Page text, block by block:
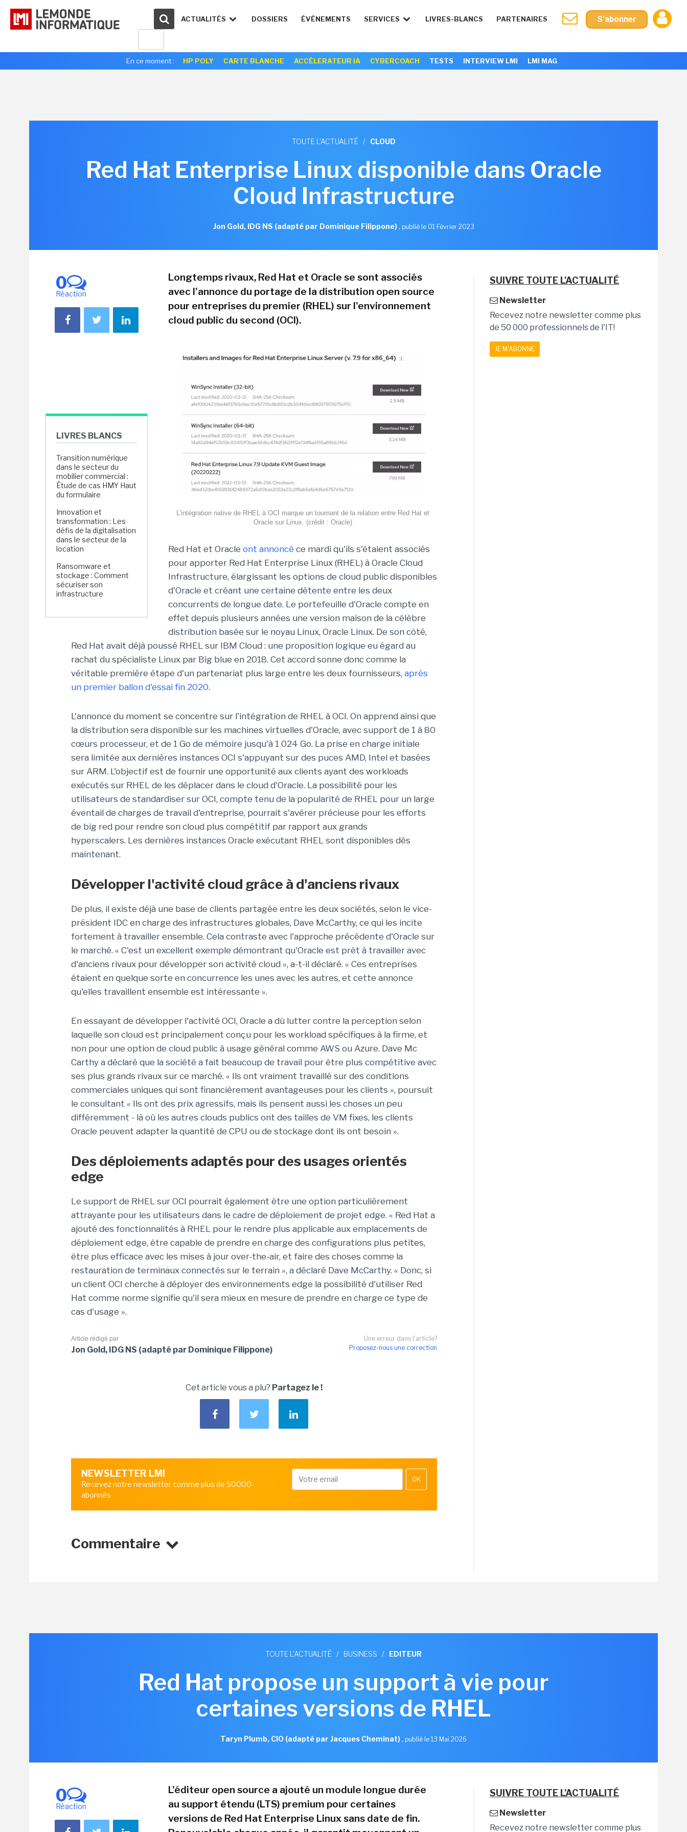
ACTUALITÉS DOSSIERS ÉVÉNEMENTS SERVICES LIVRES-BLANCS PARTENAIRES S'abonner
En ce moment : HP POLY CARTE BLANCHE ACCÉLERATEUR IA CYBERCOACH TESTS INTERVIEW LMI LMI MAG
TOUTE L'ACTUALITÉ / CLOUD
Red Hat Enterprise Linux disponible dans Oracle
Cloud Infrastructure
Jon Gold, IDG NS (adapté par Dominique Filippone), publié le 01 Février 2023
0
Réaction
LIVRES BLANCS
Transition numérique
dans le secteur du
mobilier commercial :
Étude de cas HMY Haut
du formulaire
Innovation et
transformation : Les
défis de la digitalisation
dans le secteur de la
location
Ransomware et
stockage : Comment
sécuriser son
infrastructure
Longtemps rivaux, Red Hat et Oracle se sont associés
avec l'annonce du portage de la distribution open source
pour entreprises du premier (RHEL) sur l'environnement
cloud public du second (OCI).
L'intégration native de RHEL à OCI marque un tournant de la relation entre Red Hat et
Oracle sur Linux. (crédit : Oracle)
Red Hat et Oracle ont annoncé ce mardi qu'ils s'étaient associés
pour apporter Red Hat Enterprise Linux (RHEL) à Oracle Cloud
Infrastructure, élargissant les options de cloud public disponibles
d'Oracle et créant une certaine détente entre les deux
concurrents de longue date. Le portefeuille d'Oracle compte en
effet depuis plusieurs années une version maison de la célèbre
distribution basée sur le noyau Linux, Oracle Linux. De son côté,
Red Hat avait déjà poussé RHEL sur IBM Cloud : une proposition logique eu égard au
rachat du spécialiste Linux par Big blue en 2018. Cet accord sonne donc comme la
véritable première étape d'un partenariat plus large entre les deux fournisseurs, après
un premier ballon d'essai fin 2020.
L'annonce du moment se concentre sur l'intégration de RHEL à OCI. On apprend ainsi que
la distribution sera disponible sur les machines virtuelles d'Oracle, avec support de 1 à 80
cœurs processeur, et de 1 Go de mémoire jusqu'à 1 024 Go. La prise en charge initiale
sera limitée aux dernières instances OCI s'appuyant sur des puces AMD, Intel et basées
sur ARM. L'objectif est de fournir une opportunité aux clients ayant des workloads
exécutés sur RHEL de les déplacer dans le cloud d'Oracle. La possibilité pour les
utilisateurs de standardiser sur OCI, compte tenu de la popularité de RHEL pour un large
éventail de charges de travail d'entreprise, pourrait s'avérer précieuse pour les efforts
de big red pour rendre son cloud plus compétitif par rapport aux grands
hyperscalers. Les dernières instances Oracle exécutant RHEL sont disponibles dès
maintenant.
Développer l'activité cloud grâce à d'anciens rivaux
De plus, il existe déjà une base de clients partagée entre les deux sociétés, selon le vice-
président IDC en charge des infrastructures globales, Dave McCarthy, ce qui les incite
fortement à travailler ensemble. Cela contraste avec l'approche précédente d'Oracle sur
le marché. « C'est un excellent exemple démontrant qu'Oracle est prêt à travailler avec
d'anciens rivaux pour développer son activité cloud », a-t-il déclaré. « Ces entreprises
étaient en quelque sorte en concurrence les unes avec les autres, et cette annonce
qu'elles travaillent ensemble est intéressante ».
En essayant de développer l'activité OCI, Oracle a dû lutter contre la perception selon
laquelle son cloud est principalement conçu pour les workload spécifiques à la firme, et
non pour une option de cloud public à usage général comme AWS ou Azure. Dave Mc
Carthy a déclaré que la société a fait beaucoup de travail pour être plus compétitive avec
ses plus grands rivaux sur ce marché. « Ils ont vraiment travaillé sur des conditions
commerciales uniques qui sont financièrement avantageuses pour les clients », poursuit
le consultant « Ils ont des prix agressifs, mais ils pensent aussi les choses un peu
différemment - là où les autres clouds publics ont des tailles de VM fixes, les clients
Oracle peuvent adapter la quantité de CPU ou de stockage dont ils ont besoin ».
Des déploiements adaptés pour des usages orientés
edge
Le support de RHEL sur OCI pourrait également être une option particulièrement
attrayante pour les utilisateurs dans le cadre de déploiement de projet edge. « Red Hat a
ajouté des fonctionnalités à RHEL pour le rendre plus applicable aux emplacements de
déploiement edge, être capable de prendre en charge des configurations plus petites,
être plus efficace avec les mises à jour over-the-air, et faire des choses comme la
restauration de terminaux connectés sur le terrain », a déclaré Dave McCarthy. « Donc, si
un client OCI cherche à déployer des environnements edge la possibilité d'utiliser Red
Hat comme norme signifie qu'il sera mieux en mesure de prendre en charge ce type de
cas d'usage ».
Une erreur dans l'article?
Proposez-nous une correction
Article rédigé par
Jon Gold, IDG NS (adapté par Dominique Filippone)
Cet article vous a plu? Partagez le !
NEWSLETTER LMI
Recevez notre newsletter comme plus de 50000
abonnés
OK
Commentaire
SUIVRE TOUTE L'ACTUALITÉ
Newsletter
Recevez notre newsletter comme plus
de 50 000 professionnels de l'IT!
JE M'ABONNE
TOUTE L'ACTUALITÉ / BUSINESS / EDITEUR
Red Hat propose un support à vie pour
certaines versions de RHEL
Taryn Plumb, CIO (adapté par Jacques Cheminat), publié le 13 Mai 2026
0
Réaction
L'éditeur open source a ajouté un module longue durée
au support étendu (LTS) premium pour certaines
versions de Red Hat Enterprise Linux sans date de fin.
SUIVRE TOUTE L'ACTUALITÉ
Newsletter
Recevez notre newsletter comme plus